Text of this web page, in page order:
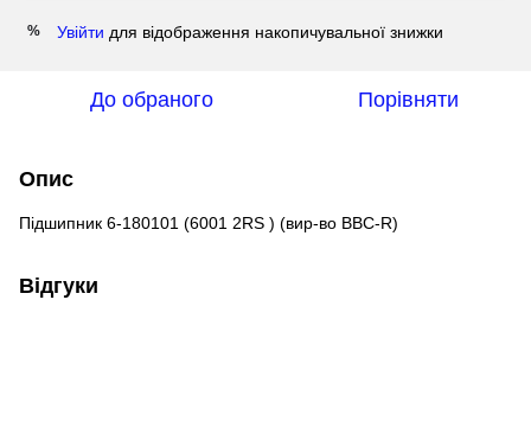
% Увійти для відображення накопичувальної знижки
До обраного Порівняти
Опис
Підшипник 6-180101 (6001 2RS ) (вир-во BBC-R)
Відгуки